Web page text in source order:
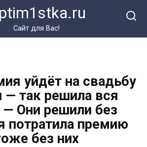
Сайт для Вас!
уйдёт на свадьбу
— так решила вся
Они решили без
потратила премию
без них